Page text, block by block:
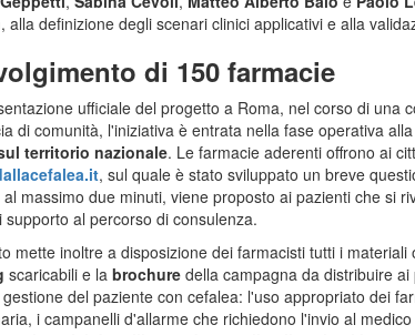
alla definizione degli scenari clinici applicativi e alla
di 150 farmacie
ufficiale del progetto a Roma, nel corso di una
di comunità, l'iniziativa è entrata nella fase operativa
territorio nazionale. Le farmacie aderenti offrono ai
, sul quale è stato sviluppato un breve
massimo due minuti, viene proposto ai pazienti che si
supporto al percorso di consulenza.
mette inoltre a disposizione dei farmacisti tutti i materiali
scaricabili e la brochure della campagna da distribuire
del paziente con cefalea: l'uso appropriato dei
i campanelli d'allarme che richiedono l'invio al